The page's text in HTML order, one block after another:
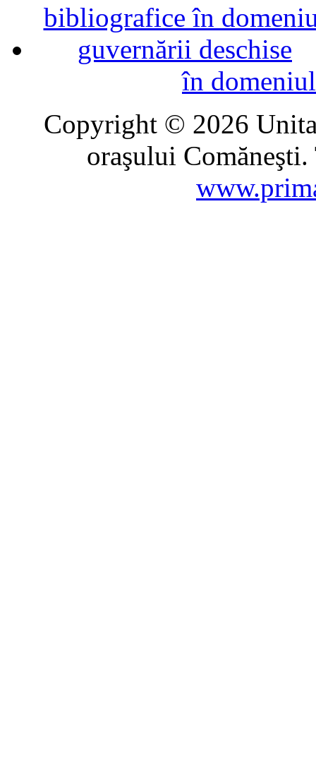
în
Copyright © 2026
oraşului